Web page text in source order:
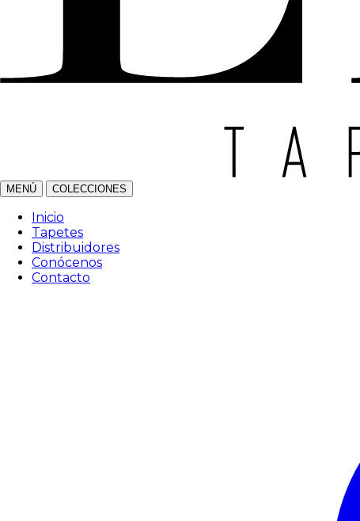
MENÚ COLECCIONES
Inicio
Tapetes
Distribuidores
Conócenos
Contacto